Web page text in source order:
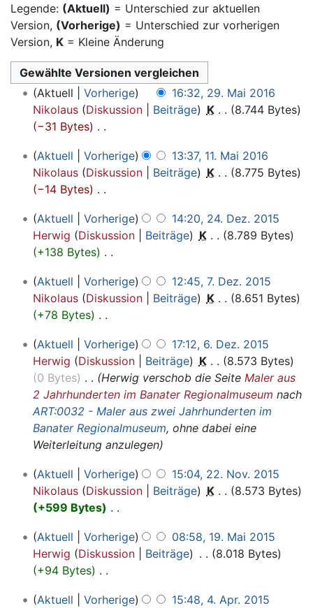
Legende: (Aktuell) = Unterschied zur aktuellen
Version, (Vorherige) = Unterschied zur vorherigen
Version, K = Kleine Änderung
29.
2016
Aktuell Vorherige
16:32, 29. Mai 2016
Nikolaus
Diskussion Beiträge K
8.744 Bytes
−31 Bytes
e
i
n
B
e
a
r
b
e
t
u
n
g
s
z
u
a
m
m
n
f
a
s
11.
2016
Aktuell Vorherige
13:37, 11. Mai 2016
Nikolaus
Diskussion Beiträge K
8.775 Bytes
−14 Bytes
e
i
n
B
e
a
r
b
e
i
t
u
n
s
z
u
a
m
m
24.
Dezember
2015
Aktuell Vorherige
14:20, 24. Dez. 2015
Herwig
Diskussion Beiträge K
8.789 Bytes
+138 Bytes
e
i
n
B
e
a
r
b
e
i
t
u
n
s
z
u
a
Dezember
2015
Aktuell Vorherige
12:45, 7. Dez. 2015
Nikolaus
Diskussion Beiträge K
8.651 Bytes
+78 Bytes
e
i
n
e
B
e
a
b
e
i
t
u
n
s
Dezember
2015
Aktuell Vorherige
17:12, 6. Dez. 2015
Herwig
Diskussion Beiträge K
8.573 Bytes
0 Bytes
Herwig verschob die Seite Maler aus
2 Jahrhunderten im Banater Regionalmuseum nach
ART:0032 - Maler aus zwei Jahrhunderten im
Banater Regionalmuseum, ohne dabei eine
Weiterleitung anzulegen
22.
November
2015
Aktuell Vorherige
15:04, 22. Nov. 2015
Nikolaus
Diskussion Beiträge K
8.573 Bytes
+599 Bytes
e
i
n
19.
2015
Aktuell Vorherige
08:58, 19. Mai 2015
Herwig
Diskussion Beiträge
8.018 Bytes
+94 Bytes
eAktuell Vorherige 15:48, 4. Apr. 2015